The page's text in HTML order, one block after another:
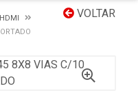
VOLTAR